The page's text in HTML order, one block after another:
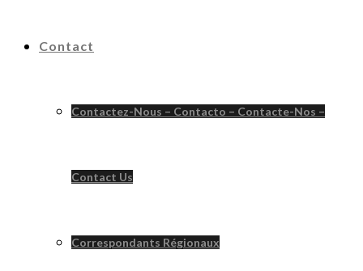
Contact
Contactez-Nous – Contacto – Contacte-Nos –
Contact Us
Correspondants Régionaux